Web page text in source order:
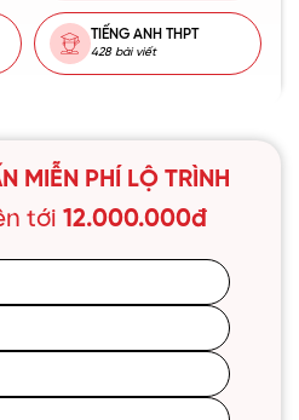
TIẾNG ANH THPT
428 bài viết
MIỄN PHÍ LỘ TRÌNH
tới 12.000.000đ